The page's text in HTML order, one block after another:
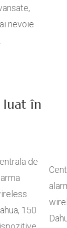
nevoie
luat în
de
150